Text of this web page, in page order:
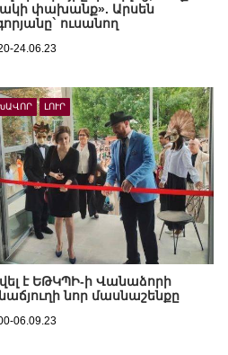
փախանք». Արսեն
ուսանող
24.06.23
ԼՈՒՐ
է ԵԹԿՊԻ-ի Վանաձորի
նոր մասնաշենքը
06.09.23